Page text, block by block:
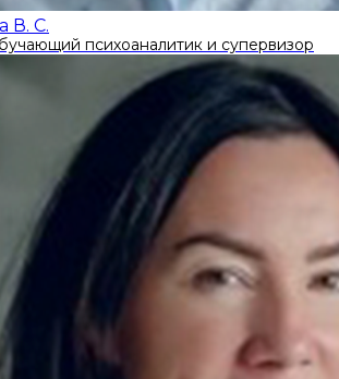
В. С.
психоаналитик и супервизор